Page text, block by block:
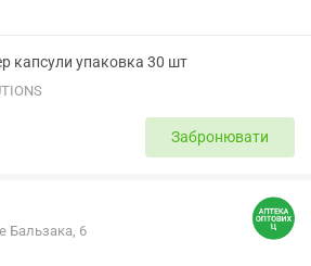
капсули упаковка 30 шт
Забронювати
Бальзака, 6